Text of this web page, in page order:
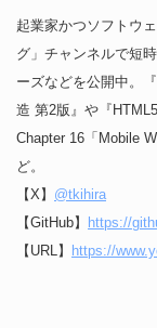
起業家かつソフトウ
グ」チャンネルで短
ーズなどを公開中。
造 第2版』や『
Chapter 16「Mobile
ど。
【X】 @tkihira
【GitHub】
https://
【URL】
https://